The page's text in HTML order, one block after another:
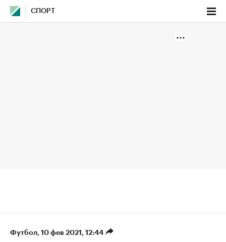
СПОРТ
Футбол⁠, 10 фев 2021, 12:44